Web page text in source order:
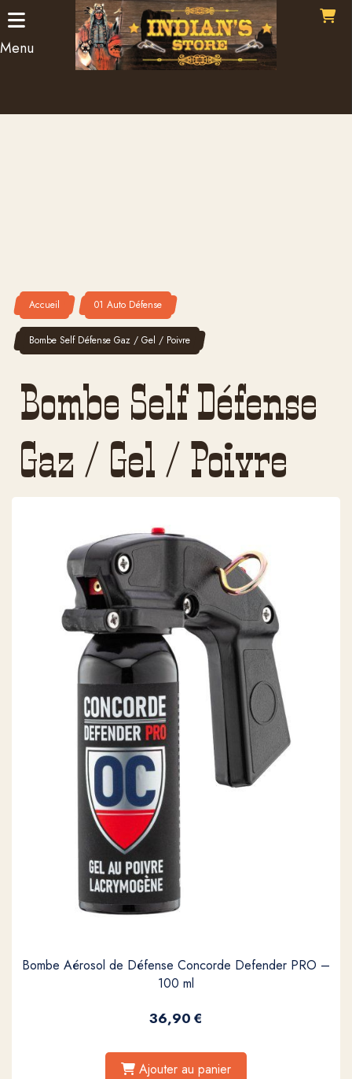
Menu
Accueil 01 Auto Défense
Bombe Self Défense Gaz / Gel / Poivre
Bombe Self Défense
Gaz / Gel / Poivre
Bombe Aérosol de Défense Concorde Defender PRO –
100 ml
36,90€
Ajouter au panier
Panneau de gestion des cookies